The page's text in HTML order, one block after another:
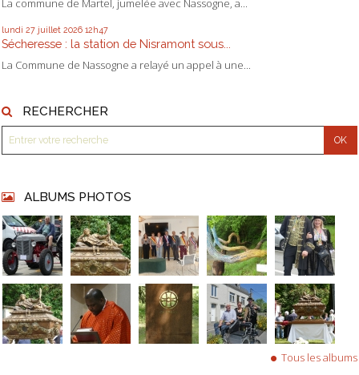
La commune de Martel, jumelée avec Nassogne, a...
lundi 27 juillet 2026 12h47
Sécheresse : la station de Nisramont sous...
La Commune de Nassogne a relayé un appel à une...
RECHERCHER
ALBUMS PHOTOS
Tous les albums